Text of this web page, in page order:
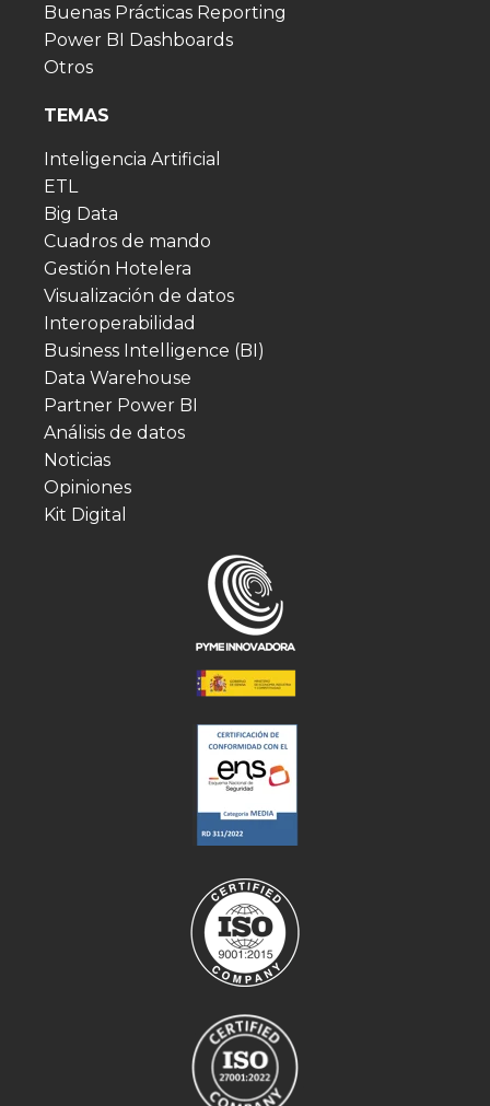
Buenas Prácticas Reporting
Power BI Dashboards
Otros
TEMAS
Inteligencia Artificial
ETL
Big Data
Cuadros de mando
Gestión Hotelera
Visualización de datos
Interoperabilidad
Business Intelligence (BI)
Data Warehouse
Partner Power BI
Análisis de datos
Noticias
Opiniones
Kit Digital